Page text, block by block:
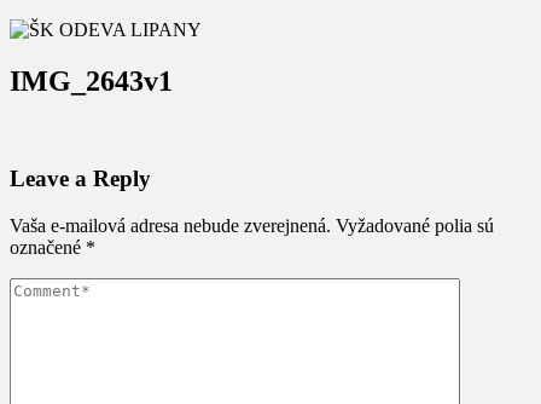
IMG_2643v1
Leave a Reply
Vaša e-mailová adresa nebude zverejnená. Vyžadované polia sú
označené *